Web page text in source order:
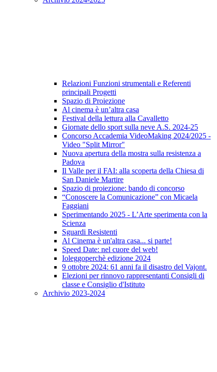
Relazioni Funzioni strumentali e Referenti
principali Progetti
Spazio di Proiezione
Al cinema è un’altra casa
Festival della lettura alla Cavalletto
Giornate dello sport sulla neve A.S. 2024-25
Concorso Accademia VideoMaking 2024/2025 -
Video "Split Mirror"
Nuova apertura della mostra sulla resistenza a
Padova
Il Valle per il FAI: alla scoperta della Chiesa di
San Daniele Martire
Spazio di proiezione: bando di concorso
“Conoscere la Comunicazione” con Micaela
Faggiani
Sperimentando 2025 - L’Arte sperimenta con la
Scienza
Sguardi Resistenti
Al Cinema è un'altra casa... si parte!
Speed Date: nel cuore del web!
Ioleggoperchè edizione 2024
9 ottobre 2024: 61 anni fa il disastro del Vajont.
Elezioni per rinnovo rappresentanti Consigli di
classe e Consiglio d'Istituto
Archivio 2023-2024